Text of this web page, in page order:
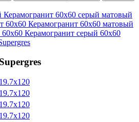
Керамогранит 60x60 серый матовый
60x60 Керамогранит 60x60 матовый
60x60 Керамогранит серый 60x60